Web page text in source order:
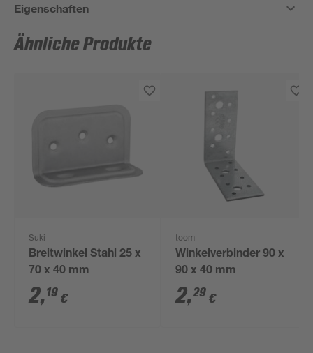
Eigenschaften
Ähnliche Produkte
Suki
Breitwinkel Stahl 25 x
70 x 40 mm
2,19 €
toom
Winkelverbinder 90 x
90 x 40 mm
2,29 €